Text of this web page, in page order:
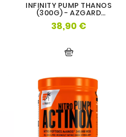
INFINITY PUMP THANOS
(300G) - AZGARD
NUTRITION
38,90 €Prix